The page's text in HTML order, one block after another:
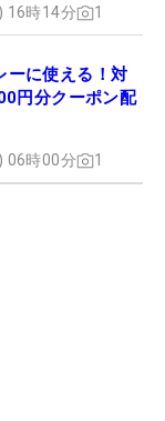
」。落胆を乗
ら躍動。プ
りそうだ。
16時14分 1
ーに使える！対
円分クーポン配
06時00分 1